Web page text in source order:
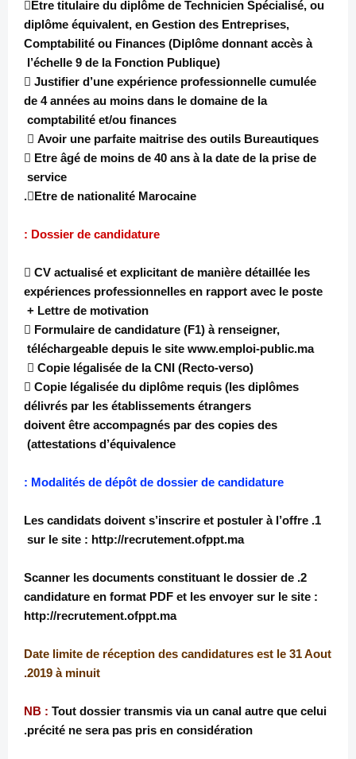
Etre titulaire du diplôme de Technicien Spécialisé, ou
diplôme équivalent, en Gestion des Entreprises,
Comptabilité ou Finances (Diplôme donnant accès à
l’échelle 9 de la Fonction Publique)
 Justifier d’une expérience professionnelle cumulée
de 4 années au moins dans le domaine de la
comptabilité et/ou finances
 Avoir une parfaite maitrise des outils Bureautiques
 Etre âgé de moins de 40 ans à la date de la prise de
service
Etre de nationalité Marocaine.
Dossier de candidature :
 CV actualisé et explicitant de manière détaillée les
expériences professionnelles en rapport avec le poste
+ Lettre de motivation
 Formulaire de candidature (F1) à renseigner,
téléchargeable depuis le site www.emploi-public.ma
 Copie légalisée de la CNI (Recto-verso)
 Copie légalisée du diplôme requis (les diplômes
délivrés par les établissements étrangers
doivent être accompagnés par des copies des
attestations d’équivalence)
Modalités de dépôt de dossier de candidature :
1. Les candidats doivent s’inscrire et postuler à l’offre
sur le site : http://recrutement.ofppt.ma
2. Scanner les documents constituant le dossier de
candidature en format PDF et les envoyer sur le site :
http://recrutement.ofppt.ma
Date limite de réception des candidatures est le 31 Aout
2019 à minuit.
NB : Tout dossier transmis via un canal autre que celui
précité ne sera pas pris en considération.